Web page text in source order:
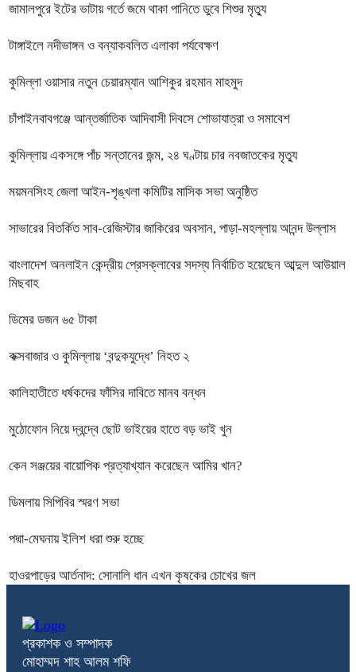
জামালপুরে ইটের ভাটায় গর্তে জমে থাকা পানিতে ডুবে শিশুর মৃত্যু
টাঙ্গাইলে নদীভাঙ্গন ও বন্যাকবলিত এলাকা পর্যবেক্ষণ
কুমিল্লা ওয়াসার নতুন চেয়ারম্যান আশিকুর রহমান মাহমুদ
চাঁপাইনবাবগঞ্জে আন্তর্জাতিক আদিবাসী দিবসে শোভাযাত্রা ও সমাবেশ
কুমিল্লায় একসঙ্গে পাঁচ সন্তানের জন্ম, ২৪ ঘণ্টায় চার নবজাতকের মৃত্যু
ময়মনসিংহ জেলা আইন-শৃঙ্খলা কমিটির মাসিক সভা অনুষ্ঠিত
সাভারের বিতর্কিত সাব-রেজিস্টার জাকিরের অবসান, পাড়া-মহল্লায় আনন্দ উল্লাস
বাংলাদেশ অনলাইন কেন্দ্রীয় প্রেসক্লাবের সদস্য নির্বাচিত হয়েছেন আব্দুল আউয়াল
মিছবাহ
ডিমের ডজন ৬৫ টাকা
কক্সবাজার ও কুমিল্লায় ‘বন্দুকযুদ্ধে’ নিহত ২
কালিহাতীতে ধর্ষকদের ফাঁসির দাবিতে মানব বন্ধন
মুঠোফোন নিয়ে দ্বন্দ্বে ছোট ভাইয়ের হাতে বড় ভাই খুন
কেন সঞ্জয়ের বায়োপিক প্রত্যাখ্যান করেছেন আমির খান?
ডিমলায় সিপিবির স্মরণ সভা
পদ্মা-মেঘনায় ইলিশ ধরা শুরু হচ্ছে
হাওরপাড়ের আর্তনাদ: সোনালি ধান এখন কৃষকের চোখের জল
প্রকাশক ও সম্পাদক
মোহাম্মদ শাহ আলম শফি